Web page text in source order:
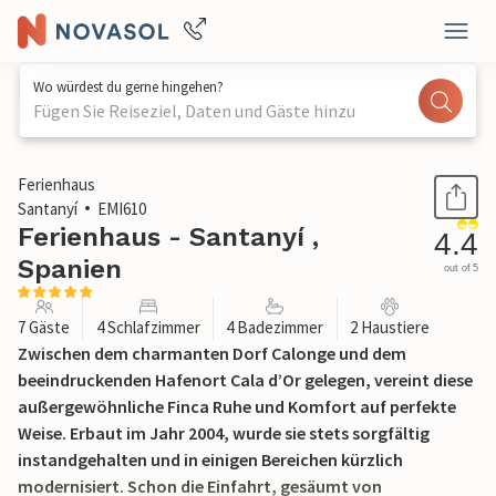
Wo würdest du gerne hingehen?
Fügen Sie Reiseziel, Daten und Gäste hinzu
1 / 39
Ferienhaus
Santanyí
EMI610
Ferienhaus - Santanyí ,
Spanien
4.4
out of 5
7 Gäste 4 Schlafzimmer 4 Badezimmer 2 Haustiere
Zwischen dem charmanten Dorf Calonge und dem
beeindruckenden Hafenort Cala d’Or gelegen, vereint diese
außergewöhnliche Finca Ruhe und Komfort auf perfekte
Weise. Erbaut im Jahr 2004, wurde sie stets sorgfältig
instandgehalten und in einigen Bereichen kürzlich
modernisiert. Schon die Einfahrt, gesäumt von